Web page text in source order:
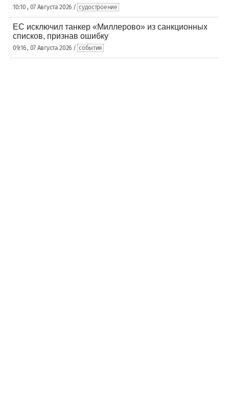
10:10 , 07 Августа 2026 / судостроение
ЕС исключил танкер «Миллерово» из санкционных
списков, признав ошибку
09:16 , 07 Августа 2026 / события